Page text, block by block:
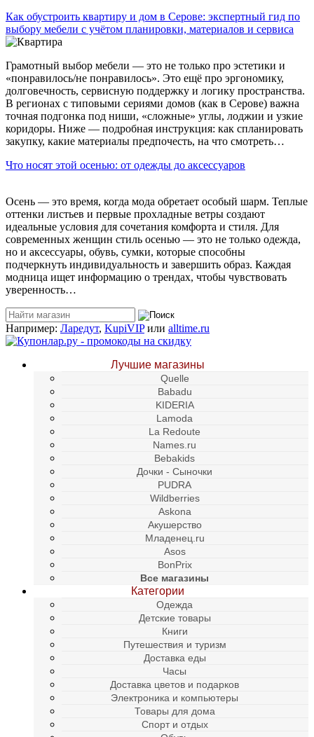
Как обустроить квартиру и дом в Серове: экспертный гид по
выбору мебели с учётом планировки, материалов и сервиса
Грамотный выбор мебели — это не только про эстетики и
«понравилось/не понравилось». Это ещё про эргономику,
долговечность, сервисную поддержку и логику пространства.
В регионах с типовыми сериями домов (как в Серове) важна
точная подгонка под ниши, «сложные» углы, лоджии и узкие
коридоры. Ниже — подробная инструкция: как спланировать
закупку, какие материалы предпочесть, на что смотреть…
Что носят этой осенью: от одежды до аксессуаров
Осень — это время, когда мода обретает особый шарм. Теплые
оттенки листьев и первые прохладные ветры создают
идеальные условия для сочетания комфорта и стиля. Для
современных женщин стиль осенью — это не только одежда,
но и аксессуары, обувь, сумки, которые способны
подчеркнуть индивидуальность и завершить образ. Каждая
модница ищет информацию о трендах, чтобы чувствовать
уверенность…
Например: Ларедут, KupiVIPили alltime.ru
Лучшие магазины
Quelle
Babadu
KIDERIA
Lamoda
La Redoute
Names.ru
Bebakids
Дочки - Сыночки
PUDRA
Wildberries
Askona
Акушерство
Младенец.ru
Asos
BonPrix
Все магазины
Категории
Одежда
Детские товары
Книги
Путешествия и туризм
Доставка еды
Часы
Доставка цветов и подарков
Электроника и компьютеры
Товары для дома
Спорт и отдых